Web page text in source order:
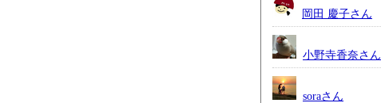
岡田 慶子さん
小野寺香奈さん
soraさん